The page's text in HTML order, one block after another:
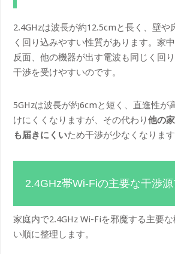
2.4GHzは波長が約12.5cmと長く、壁や
く回り込みやすい性質があります。家
反面、他の機器が出す電波も同じく回り
干渉を受けやすいのです。
5GHzは波長が約6cmと短く、直進性が
けにくくなりますが、その代わり他の
も届きにくいため干渉が少なくなります
2.4GHz帯Wi-Fiの主要な干渉源
家庭内で2.4GHz Wi-Fiを邪魔する主要
い順に整理します。